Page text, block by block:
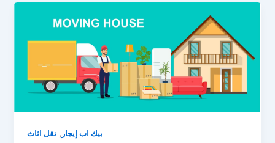
بيك اب إيجار , نقل اثاث